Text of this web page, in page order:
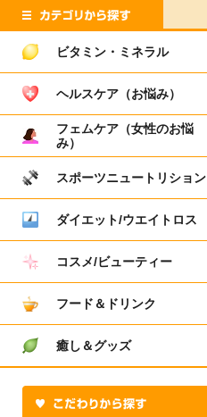
ビタミン・ミネラル
ヘルスケア（お悩み）
フェムケア（女性のお悩
み）
スポーツニュートリション
ダイエット/ウエイトロス
コスメ/ビューティー
フード＆ドリンク
癒し＆グッズ